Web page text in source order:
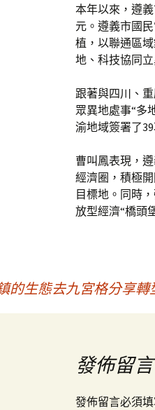
本年以來，遵
元。遵義市國
植，以聯通區
地、科技協同立
跟著與四川、
眾異地處事“多
渝地域簽署了
曹叫鳳表現，
經濟圈，積極
目標地。同時
放型經濟“橋頭
的生態去九宮格分享轉
發佈留言
發佈留言必須